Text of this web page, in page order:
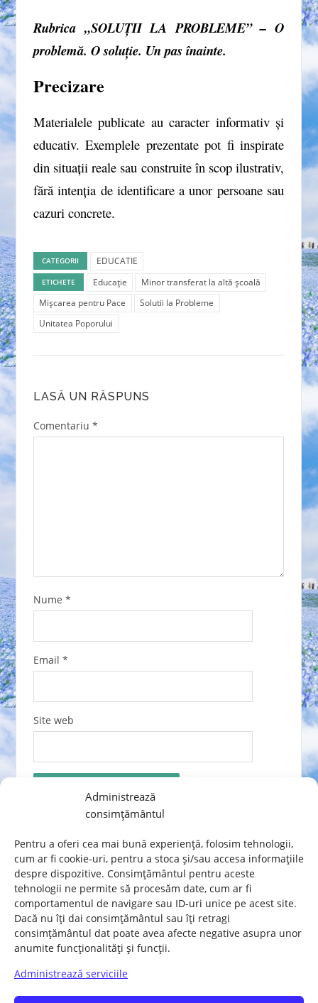
Administrează
consimțământul
Pentru a oferi cea mai bună experiență, folosim tehnologii,
cum ar fi cookie-uri, pentru a stoca și/sau accesa informațiile
despre dispozitive. Consimțământul pentru aceste
tehnologii ne permite să procesăm date, cum ar fi
comportamentul de navigare sau ID-uri unice pe acest site.
Dacă nu îți dai consimțământul sau îți retragi
consimțământul dat poate avea afecte negative asupra unor
anumite funcționalități și funcții.
Administrează serviciile
Rubrica „SOLUȚII LA PROBLEME” – O
problemă. O soluție. Un pas înainte.
Precizare
Materialele publicate au caracter informativ și
educativ. Exemplele prezentate pot fi inspirate
din situații reale sau construite în scop ilustrativ,
fără intenția de identificare a unor persoane sau
cazuri concrete.
CATEGORII EDUCATIE
ETICHETE Educație
Minor transferat la altă școală
Mișcarea pentru Pace
Solutii la Probleme
Unitatea Poporului
LASĂ UN RĂSPUNS
Comentariu *
Nume *
Email *
Site web
Acest site folosește Akismet pentru a reduce
comentariilor tale.
Acasă REGULAMENT
SOLIDARIZARE